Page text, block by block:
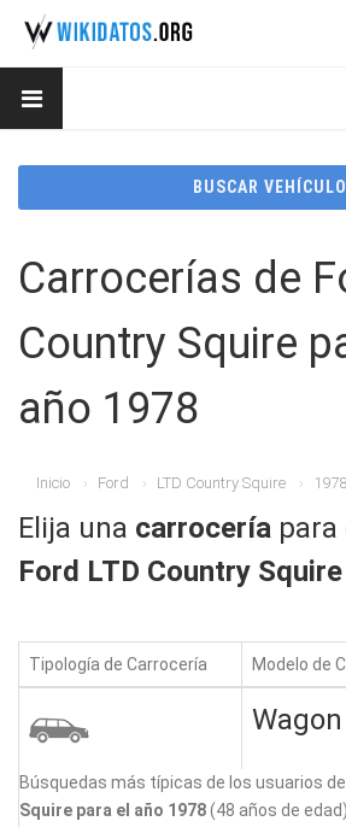
BUSCAR VEHÍCULO
Carrocerías de
Country Squire
año 1978
Inicio Ford LTD Country Squire 1978
Elija una carrocería para
Ford LTD Country
Tipología de Carrocería Modelo de
Búsquedas más típicas de los usuarios de
Squire para el año 1978(48 años de